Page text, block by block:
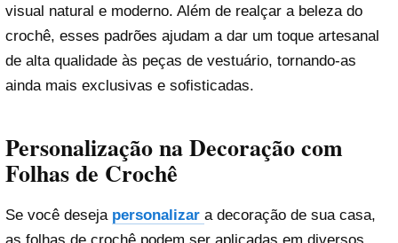
visual natural e moderno. Além de realçar a beleza do
crochê, esses padrões ajudam a dar um toque artesanal
de alta qualidade às peças de vestuário, tornando-as
ainda mais exclusivas e sofisticadas.
Personalização na Decoração com
Folhas de Crochê
Se você deseja personalizar a decoração de sua casa,
as folhas de crochê podem ser aplicadas em diversos